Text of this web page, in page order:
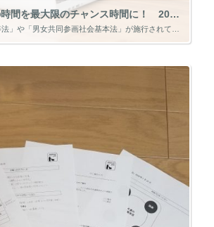
女性ならではの時間を最大限のチャンス時間に！ 2019.1.27
「男女雇用機会均等法」や「男女共同参画社会基本法」が施行されてから、何年経過しているか、ご存知ですか？ 「男女雇用機会均等法」が1986年に施行（前年85年に制定）されて今年で33年。「男女共同参画社会基本法」が1999 […]